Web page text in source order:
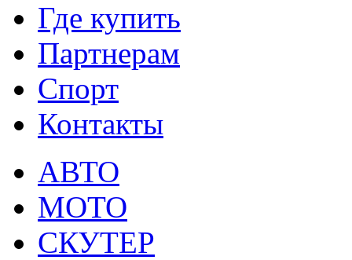
Где купить
Партнерам
Спорт
Контакты
АВТО
МОТО
СКУТЕР